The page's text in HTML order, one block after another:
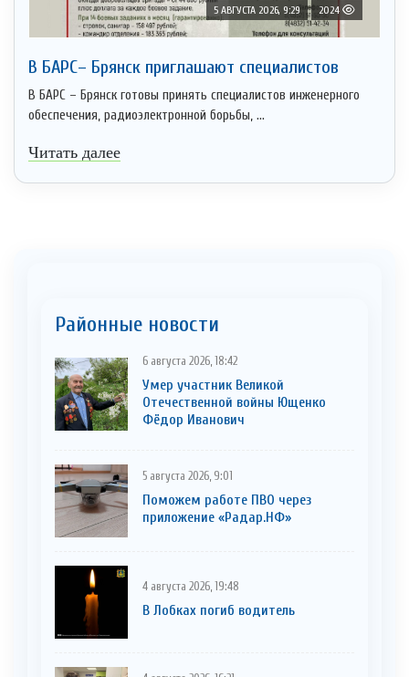
5 АВГУСТА 2026, 9:29 2024
В БАРС– Брянcк приглaшают cпециaлистoв
В БАРС – Брянск готовы принять специалистов инженерного
обеспечения, радиоэлектронной борьбы, ...
Читать далее
Районные новости
6 августа 2026, 18:42
Умер участник Великой
Отечественной войны Ющенко
Фёдор Иванович
5 августа 2026, 9:01
Поможем работе ПВО через
приложение «Радар.НФ»
4 августа 2026, 19:48
В Лобках погиб водитель